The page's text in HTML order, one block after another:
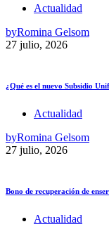
Actualidad
byRomina Gelsom
27 julio, 2026
¿Qué es el nuevo Subsidio
Actualidad
byRomina Gelsom
27 julio, 2026
Bono de recuperación de
Actualidad